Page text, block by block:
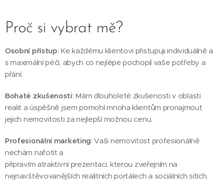
Proč si vybrat mě?
Osobní přístup: Ke každému klientovi přistupuji individuálně a
s maximální péčí, abych co nejlépe pochopil vaše potřeby a
přání.
Bohaté zkušenosti: Mám dlouholeté zkušenosti v oblasti
realit a úspěšně jsem pomohl mnoha klientům pronajmout
jejich nemovitosti za nejlepší možnou cenu.
Profesionální marketing: Vaši nemovitost profesionálně
nechám nafotit a
připravím atraktivní prezentaci, kterou zveřejním na
nejnavštěvovanějších realitních portálech a sociálních sítích.